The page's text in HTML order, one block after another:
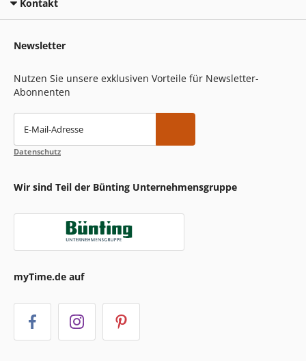
Kontakt
Newsletter
Nutzen Sie unsere exklusiven Vorteile für Newsletter-
Abonnenten
E-Mail-Adresse
Datenschutz
Wir sind Teil der Bünting Unternehmensgruppe
myTime.de auf